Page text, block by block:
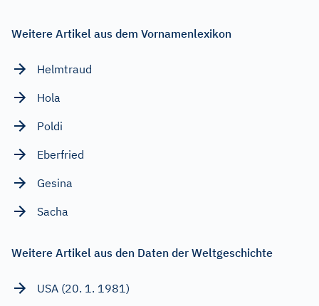
Weitere Artikel aus dem Vornamenlexikon
Helmtraud
Hola
Poldi
Eberfried
Gesina
Sacha
Weitere Artikel aus den Daten der Weltgeschichte
USA (20. 1. 1981)